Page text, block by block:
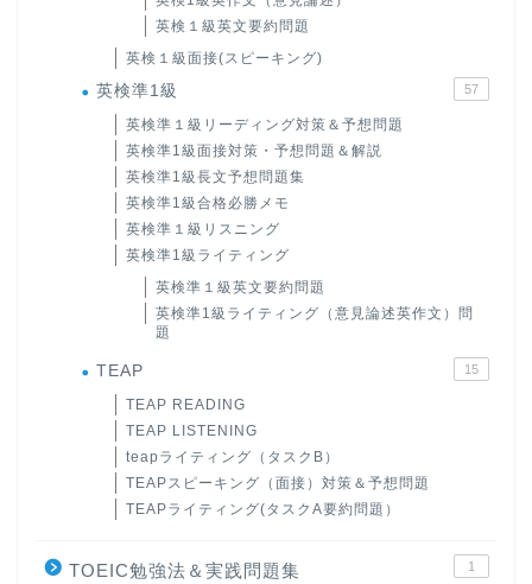
英検１級英文要約問題
英検１級面接(スピーキング)
英検準1級 57
英検準１級リーディング対策＆予想問題
英検準1級面接対策・予想問題＆解説
英検準1級長文予想問題集
英検準1級合格必勝メモ
英検準１級リスニング
英検準1級ライティング
英検準１級英文要約問題
英検準1級ライティング（意見論述英作文）問
題
TEAP 15
TEAP READING
TEAP LISTENING
teapライティング（タスクB）
TEAPスピーキング（面接）対策＆予想問題
TEAPライティング(タスクA要約問題）
TOEIC勉強法＆実践問題集 1